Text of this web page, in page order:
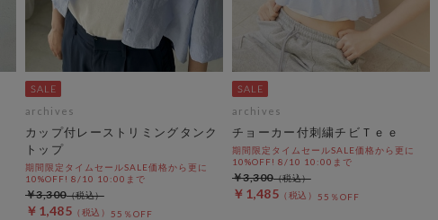
archives
カップ付レーストリミングタンク
トップ
期間限定タイムセールSALE価格から更に
10%OFF! 8/10 10:00まで
￥1,485 55％OFF
￥3,300
archives
チョーカー付刺繍チビＴｅｅ
期間限定タイムセールSALE価格から更に
10%OFF! 8/10 10:00まで
￥1,485 55％OFF
￥3,300